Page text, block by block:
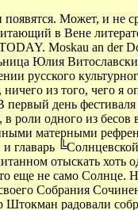
появятся. Может, и
в Вене
Moskau an der
Юлия
русского
ничего из того, чего
день
роли одного из
матерными
и главарь
отыскать хоть
не само Солнце.
Собрания
радовали